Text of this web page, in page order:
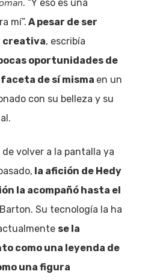
. “Y eso es una
mí”. A pesar de ser
creativa, escribía
oportunidades de
de sí misma en un
con su belleza y su
de volver a la pantalla ya
la afición de Hedy
la acompañó hasta el
Barton. Su tecnología la ha
se la
como una leyenda de
una figura